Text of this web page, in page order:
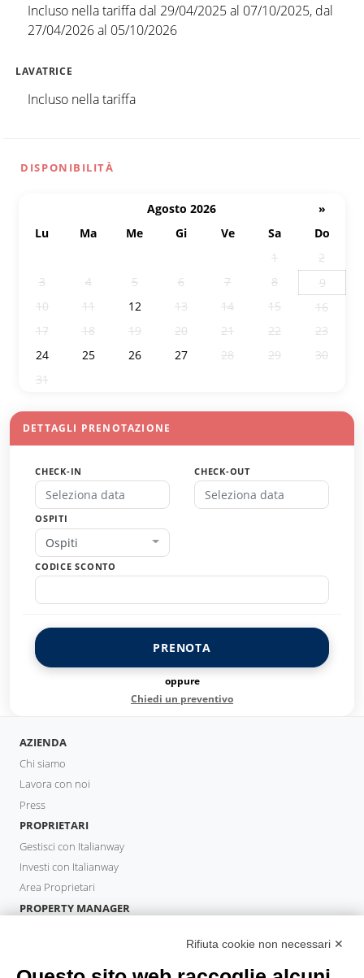
Incluso nella tariffa dal 29/04/2025 al 07/10/2025, dal
27/04/2026 al 05/10/2026
LAVATRICE
Incluso nella tariffa
DISPONIBILITÀ
Agosto 2026
»
Lu
Ma Me Gi Ve Sa
Do
1
2
3
4 5 6 7 8
9
10
11 12 13 14 15
16
17
18 19 20 21 22
23
24
25 26 27 28 29
30
31
DETTAGLI PRENOTAZIONE
CHECK-IN CHECK-OUT
OSPITI
Ospiti
CODICE SCONTO
PRENOTA
oppure
Chiedi un preventivo
AZIENDA
Chi siamo
Lavora con noi
Press
PROPRIETARI
Gestisci con Italianway
Investi con Italianway
Area Proprietari
PROPERTY MANAGER
OSPITI
Rifiuta cookie non necessari ✕